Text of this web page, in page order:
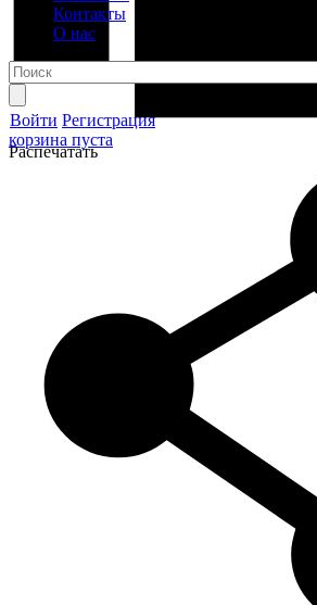
Контакты
О нас
Войти Регистрация
корзина пуста
Распечатать